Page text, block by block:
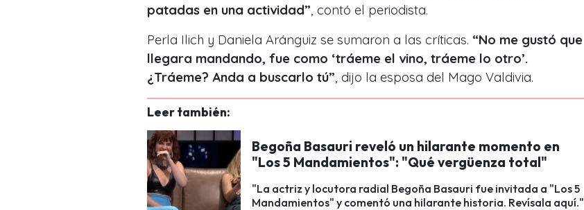
patadas en una actividad” , contó el periodista.
Perla Ilich y Daniela Aránguiz se sumaron a las críticas. “No me gustó que
llegara mandando, fue como ‘tráeme el vino, tráeme lo otro’.
¿Tráeme? Anda a buscarlo tú” , dijo la esposa del Mago Valdivia.
Leer también:
Begoña Basauri reveló un hilarante momento en
"Los 5 Mandamientos": "Qué vergüenza total"
"La actriz y locutora radial Begoña Basauri fue invitada a "Los 5
Mandamientos" y comentó una hilarante historia. Revísala aquí."